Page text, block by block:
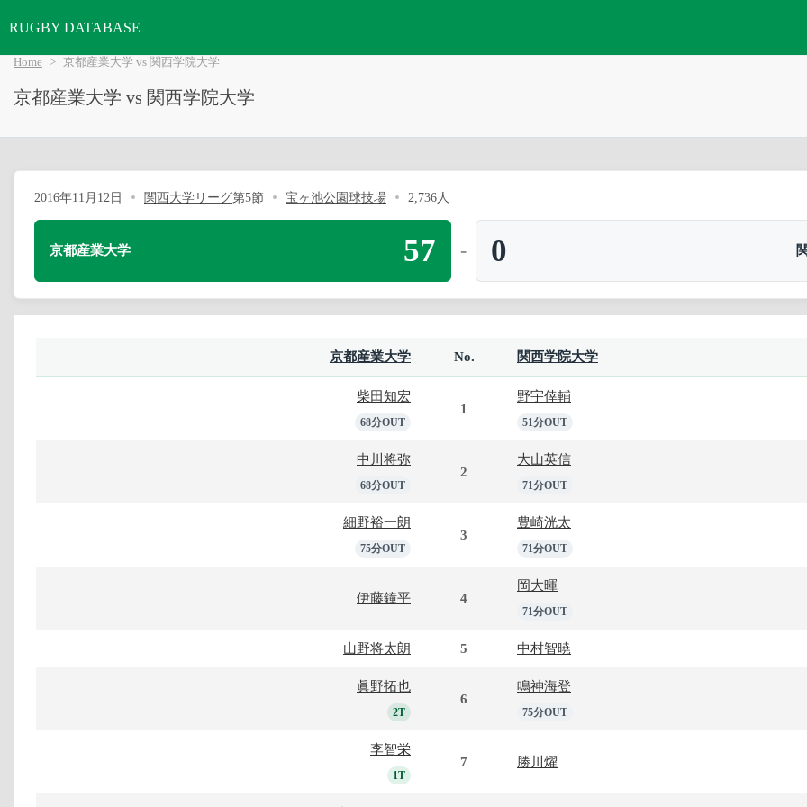
RUGBY DATABASE
Home 京都産業大学 vs 関西学院大学
京都産業大学 vs 関西学院大学
2016年11月12日 関西大学リーグ第5節 宝ヶ池公園球技場 2,736人
京都産業大学 57 - 0
京都産業大学 No. 関西学院大学
柴田知宏
68分OUT
1
野宇倖輔
51分OUT
中川将弥
68分OUT
2
大山英信
71分OUT
細野裕一朗
75分OUT
3
豊崎洸太
71分OUT
伊藤鐘平 4
岡大暉
71分OUT
山野将太朗 5 中村智暁
眞野拓也
2T
6
鳴神海登
75分OUT
李智栄
1T
7 勝川燿